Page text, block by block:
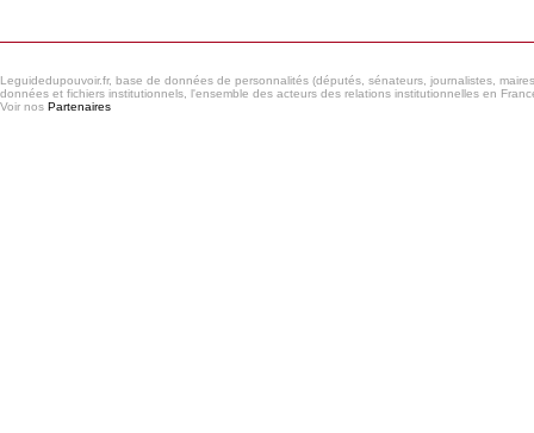
Leguidedupouvoir.fr, base de données de personnalités (députés, sénateurs, journalistes,
données et fichiers institutionnels, l'ensemble des acteurs des relations institutionnelles en
Voir nos Partenaires